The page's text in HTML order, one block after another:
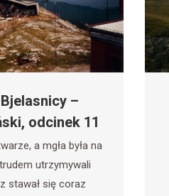
–
odcinek 11
a mgła była na
utrzymywali
stawał się coraz